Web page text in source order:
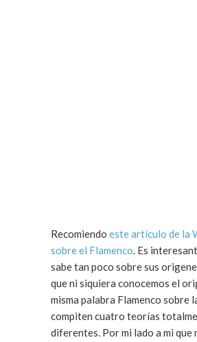
Recomiendo este artículo de la
sobre el Flamenco. Es interesante que se
sabe tan poco sobre sus
que ni siquiera conocemos el
misma palabra Flamenco sobre
compiten cuatro teorías
diferentes. Por mi lado a mi que me interesa